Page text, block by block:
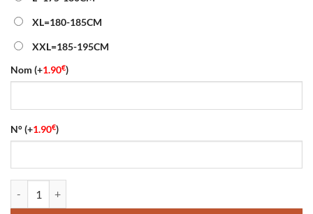
XL=180-185CM
XXL=185-195CM
Nom (+1.90€)
N°(+1.90€)